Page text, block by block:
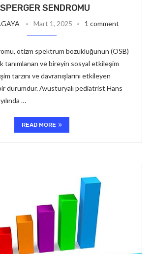
SENDROMU
Mart 1, 2025 1 comment
otizm spektrum bozukluğunun (OSB)
tanımlanan ve bireyin sosyal etkileşim
tarzını ve davranışlarını etkileyen
durumdur. Avusturyalı pediatrist Hans
…
READ MORE